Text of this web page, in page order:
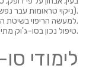
(ניקוי טראומות עבר נפשיות ופיזיות) טכניקות הרפייה, תזונה ותנועה.
למעשה הריפוי בשיטת הסו-ג'וק מביא את האדם לשלמות.
טיפול נכון בסו-ג'וק מתייחס לכל הרבדים ויוצר ריפוי מושלם.
לימודי